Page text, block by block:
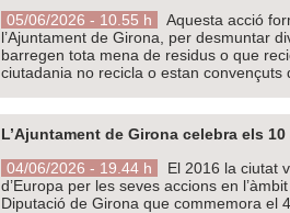
05/06/2026 - 10.55 h
Aquesta acció
l’Ajuntament de Girona, per desmuntar
barregen tota mena de residus o que
ciutadania no recicla o estan
L’Ajuntament de Girona celebra els
04/06/2026 - 19.44 h
El 2016 la ciutat
d’Europa per les seves accions en
Diputació de Girona que commemora el